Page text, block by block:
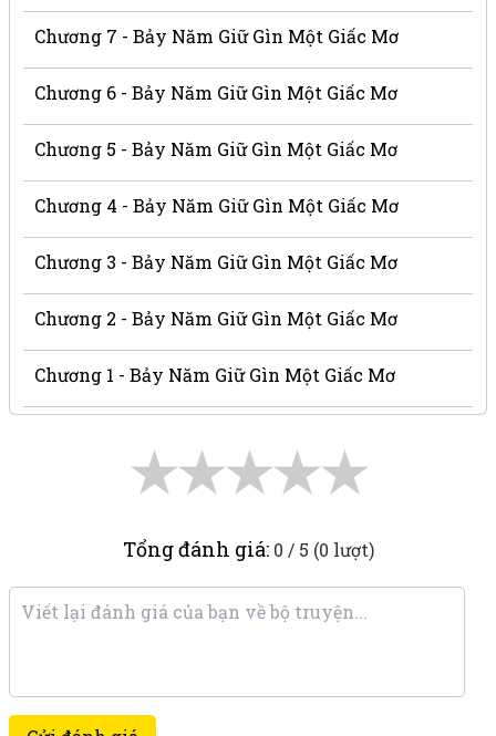
Chương 7 - Bảy Năm Giữ Gìn Một Giấc Mơ
Chương 6 - Bảy Năm Giữ Gìn Một Giấc Mơ
Chương 5 - Bảy Năm Giữ Gìn Một Giấc Mơ
Chương 4 - Bảy Năm Giữ Gìn Một Giấc Mơ
Chương 3 - Bảy Năm Giữ Gìn Một Giấc Mơ
Chương 2 - Bảy Năm Giữ Gìn Một Giấc Mơ
Chương 1 - Bảy Năm Giữ Gìn Một Giấc Mơ
★
★
★
★
★
Tổng đánh giá: 0 / 5 (0 lượt)